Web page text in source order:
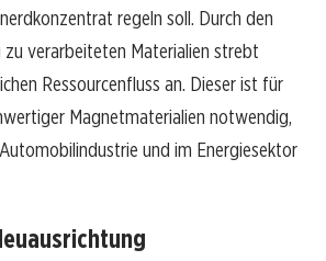
regeln soll. Durch den
verarbeiteten Materialien strebt
Ressourcenfluss an. Dieser ist für
Magnetmaterialien notwendig,
und im Energiesektor